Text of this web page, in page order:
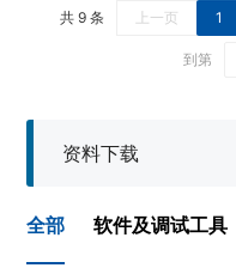
共 9 条 上一页 1
到第
资料下载
全部 软件及调试工具